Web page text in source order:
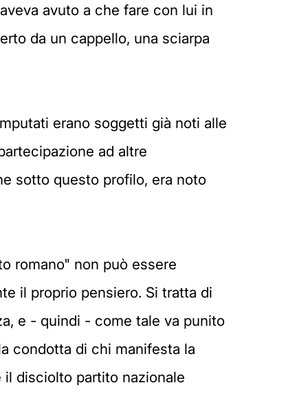
avuto a che fare con lui in
da un cappello, una sciarpa
erano soggetti già noti alle
ad altre
sotto questo profilo, era noto
romano" non può essere
il proprio pensiero. Si tratta di
e - quindi - come tale va punito
condotta di chi manifesta la
disciolto partito nazionale